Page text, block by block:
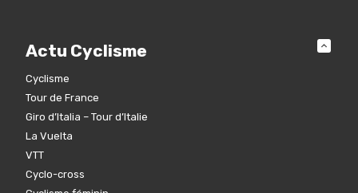
Actu Cyclisme
Cyclisme
Tour de France
Giro d’Italia – Tour d’Italie
La Vuelta
VTT
Cyclo-cross